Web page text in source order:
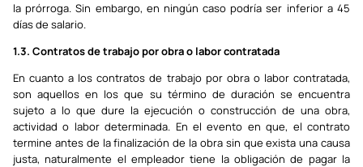
la prórroga. Sin embargo, en ningún caso podría ser inferior a 45
días de salario.
1.3. Contratos de trabajo por obra o labor contratada
En cuanto a los contratos de trabajo por obra o labor contratada,
son aquellos en los que su término de duración se encuentra
sujeto a lo que dure la ejecución o construcción de una obra,
actividad o labor determinada. En el evento en que, el contrato
termine antes de la finalización de la obra sin que exista una causa
justa, naturalmente el empleador tiene la obligación de pagar la